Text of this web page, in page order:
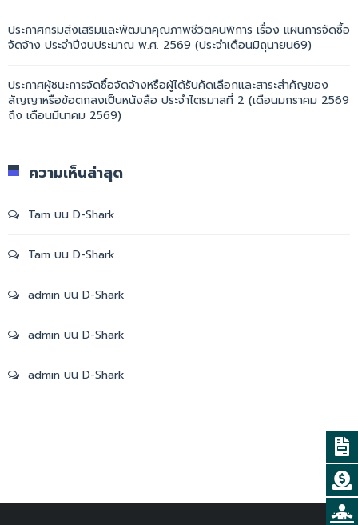
ประกาศกรมส่งเสริมและพัฒนาคุณภาพชีวิตคนพิการ เรื่อง แผนการจัดซื้อ
จัดจ้าง ประจำปีงบประมาณ พ.ศ. 2569 (ประจำเดือนมิถุนายน69)
ประกาศผู้ชนะการจัดซื้อจัดจ้างหรือผู้ได้รับคัดเลือกและสาระสำคัญของ
สัญญาหรือข้อตกลงเป็นหนังสือ ประจำไตรมาสที่ 2 (เดือนมกราคม 2569
ถึง เดือนมีนาคม 2569)
ความเห็นล่าสุด
Tam บน D-Shark
Tam บน D-Shark
admin บน D-Shark
admin บน D-Shark
admin บน D-Shark